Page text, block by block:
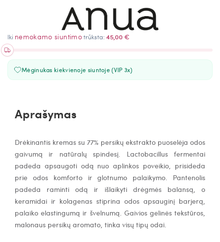
Iki nemokamo siuntimotrūksta:45,00 €
Mėginukas kiekvienoje siuntoje (VIP 3x)
Aprašymas
Drėkinantis kremas su 77% persikų ekstrakto puoselėja odos
gaivumą ir natūralų spindesį. Lactobacillus fermentai
padeda apsaugoti odą nuo aplinkos poveikio, prisideda
prie odos komforto ir glotnumo palaikymo. Pantenolis
padeda raminti odą ir išlaikyti drėgmės balansą, o
keramidai ir kolagenas stiprina odos apsauginį barjerą,
palaiko elastingumą ir švelnumą. Gaivios gelinės tekstūros,
malonaus persikų aromato, tinka visų tipų odai.